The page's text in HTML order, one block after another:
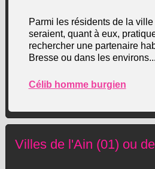
Parmi les résidents de la
seraient, quant à eux,
rechercher une partenaire
Bresse ou dans les environs...
Célib homme burgien
Villes de l'Ain (01) ou